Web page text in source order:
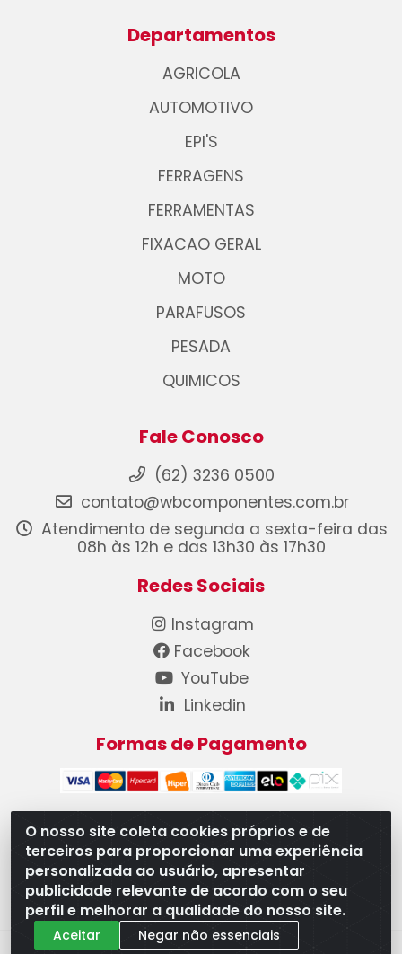
O nosso site coleta cookies próprios e de
terceiros para proporcionar uma experiência
personalizada ao usuário, apresentar
publicidade relevante de acordo com o seu
perfil e melhorar a qualidade do nosso site.
Aceitar Negar não essenciais
Departamentos
AGRICOLA
AUTOMOTIVO
EPI'S
FERRAGENS
FERRAMENTAS
FIXACAO GERAL
MOTO
PARAFUSOS
PESADA
QUIMICOS
Fale Conosco
(62) 3236 0500
contato@wbcomponentes.com.br
Atendimento de segunda a sexta-feira das
08h às 12h e das 13h30 às 17h30
Redes Sociais
Instagram
Facebook
YouTube
Linkedin
Formas de Pagamento
WB Componentes Automotivos LTDA - CNPJ
08.528.393/0001-12 - Rua do Níquel, 667 - Parque
Oeste Industrial, Goiânia/GO - CEP 74375-660